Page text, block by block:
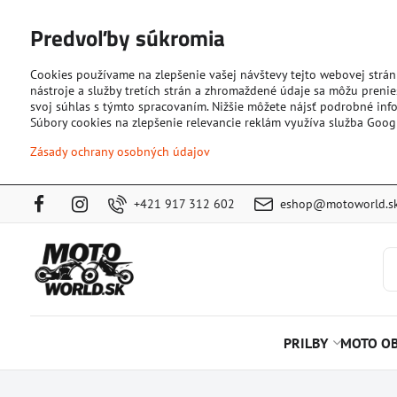
+421 917 312 602
PRILBY MOTO
Predvoľby súkromia
Cookies používame na zlepšenie vašej návštevy tejto webovej
nástroje a služby tretích strán a zhromaždené údaje sa môžu
svoj súhlas s týmto spracovaním. Nižšie môžete nájsť podrobné
Súbory cookies na zlepšenie relevancie reklám využíva služba
Zásady ochrany osobných údajov